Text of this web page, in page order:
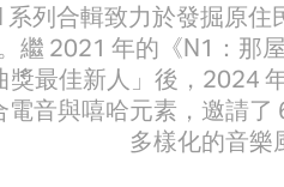
系列合輯致力於發掘原
繼 2021 年的《N1：那
獎最佳新人」後，2024
電音與嘻哈元素，邀請了
多樣化的音樂